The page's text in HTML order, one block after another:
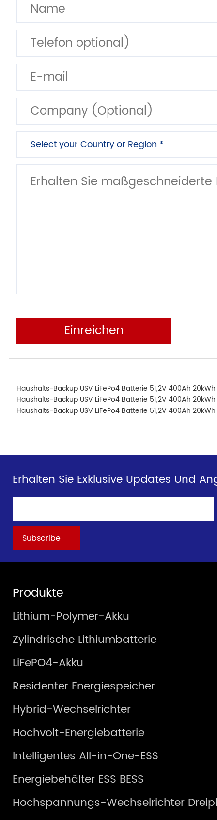
Einreichen
Haushalts-Backup USV LiFePo4 Batterie 51,2V 400Ah 20kWh
Haushalts-Backup USV LiFePo4 Batterie 51,2V 400Ah 20kWh
Haushalts-Backup USV LiFePo4 Batterie 51,2V 400Ah 20kWh
Erhalten Sie Exklusive Updates Und
Produkte
Lithium-Polymer-Akku
Zylindrische Lithiumbatterie
LiFePO4-Akku
Residenter Energiespeicher
Hybrid-Wechselrichter
Hochvolt-Energiebatterie
Intelligentes All-in-One-ESS
Energiebehälter ESS BESS
Hochspannungs-Wechselrichter